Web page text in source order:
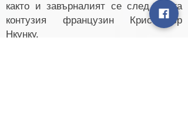
както и завърналият се след дълга
контузия французин Кристофър
Нкунку.